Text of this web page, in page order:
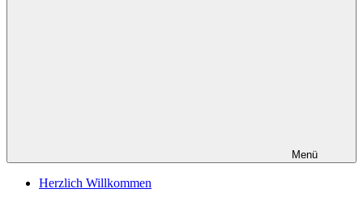
Menü
Herzlich Willkommen